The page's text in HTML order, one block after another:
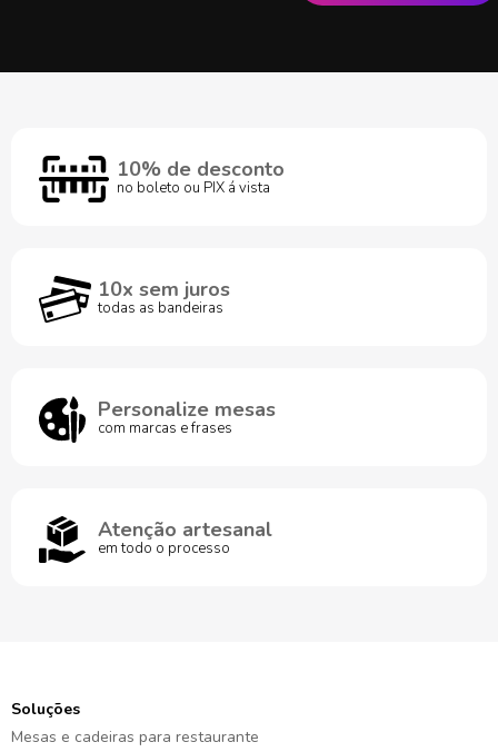
10% de desconto
no boleto ou PIX á vista
10x sem juros
todas as bandeiras
Personalize mesas
com marcas e frases
Atenção artesanal
em todo o processo
Soluções
Mesas e cadeiras para restaurante